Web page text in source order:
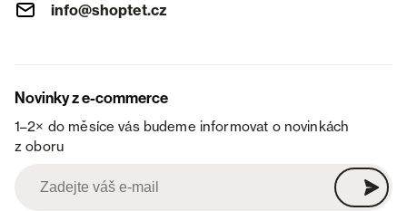
info@shoptet.cz
Novinky z e-commerce
1–2× do měsíce vás budeme informovat o novinkách
z oboru